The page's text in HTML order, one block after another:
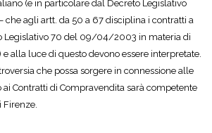
(e in particolare dal Decreto Legislativo
agli artt. da 50 a 67 disciplina i contratti a
Legislativo 70 del 09/04/2003 in materia di
alla luce di questo devono essere interpretate.
che possa sorgere in connessione alle
Contratti di Compravendita sarà competente
Firenze.